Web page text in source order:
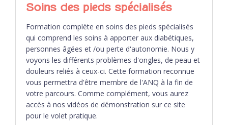
Soins des pieds spécialisés
Formation complète en soins des pieds spécialisés
qui comprend les soins à apporter aux diabétiques,
personnes âgées et /ou perte d'autonomie. Nous y
voyons les différents problèmes d'ongles, de peau et
douleurs reliés à ceux-ci. Cette formation reconnue
vous permettra d'être membre de l'ANQ à la fin de
votre parcours. Comme complément, vous aurez
accès à nos vidéos de démonstration sur ce site
pour le volet pratique.